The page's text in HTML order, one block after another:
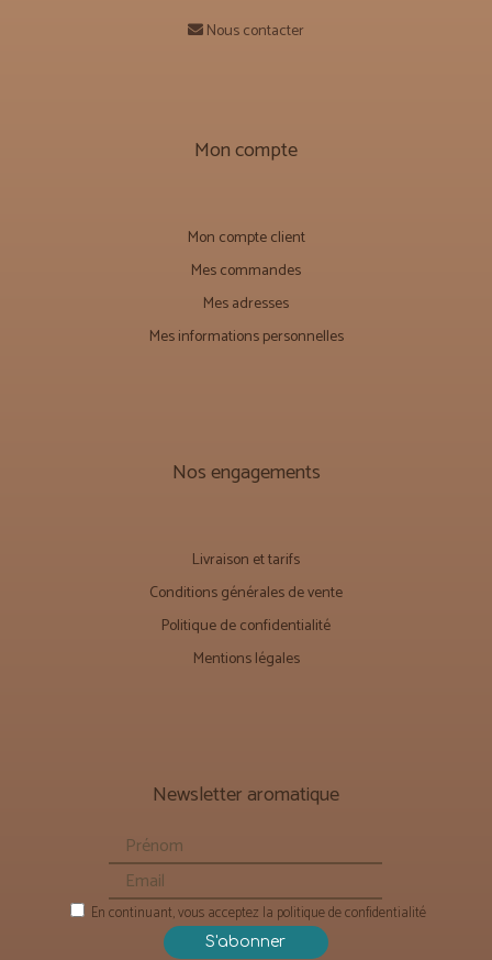
Nous contacter
Mon compte
Mon compte client
Mes commandes
Mes adresses
Mes informations personnelles
Nos engagements
Livraison et tarifs
Conditions générales de vente
Politique de confidentialité
Mentions légales
Newsletter aromatique
En continuant, vous acceptez la politique de confidentialité